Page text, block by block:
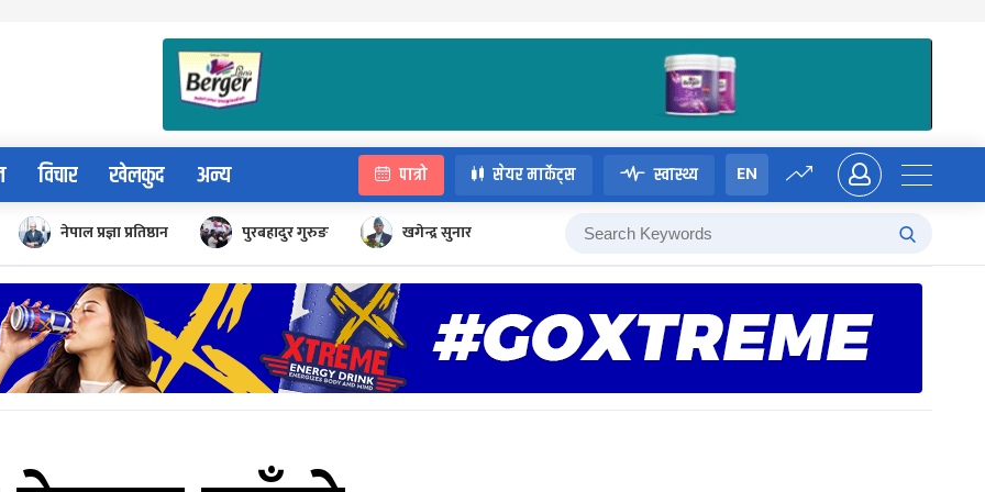
विचार खेलकुद अन्य पात्रो सेयर मार्केट्स स्वास्थ्य EN
नेपाल प्रज्ञा प्रतिष्ठान पुरबहादुर गुरुङ खगेन्द्र सुनार